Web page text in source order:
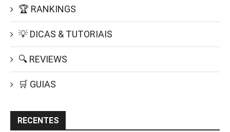
🏆 RANKINGS
💡 DICAS & TUTORIAIS
🔍 REVIEWS
🛒 GUIAS
RECENTES